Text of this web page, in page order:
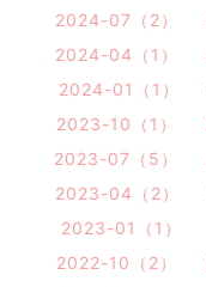
2024-07（2）
2024-04（1）
2024-01（1）
2023-10（1）
2023-07（5）
2023-04（2）
2023-01（1）
2022-10（2）